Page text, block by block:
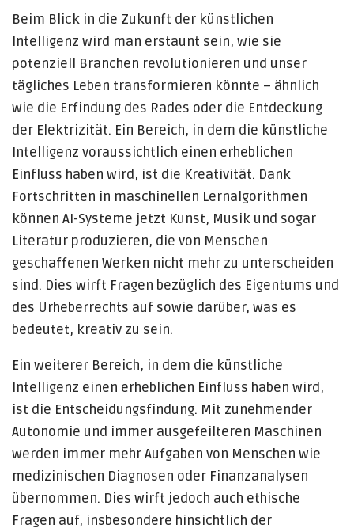
Beim Blick in die Zukunft der künstlichen
Intelligenz wird man erstaunt sein, wie sie
potenziell Branchen revolutionieren und unser
tägliches Leben transformieren könnte – ähnlich
wie die Erfindung des Rades oder die Entdeckung
der Elektrizität. Ein Bereich, in dem die künstliche
Intelligenz voraussichtlich einen erheblichen
Einfluss haben wird, ist die Kreativität. Dank
Fortschritten in maschinellen Lernalgorithmen
können AI-Systeme jetzt Kunst, Musik und sogar
Literatur produzieren, die von Menschen
geschaffenen Werken nicht mehr zu unterscheiden
sind. Dies wirft Fragen bezüglich des Eigentums und
des Urheberrechts auf sowie darüber, was es
bedeutet, kreativ zu sein.
Ein weiterer Bereich, in dem die künstliche
Intelligenz einen erheblichen Einfluss haben wird,
ist die Entscheidungsfindung. Mit zunehmender
Autonomie und immer ausgefeilteren Maschinen
werden immer mehr Aufgaben von Menschen wie
medizinischen Diagnosen oder Finanzanalysen
übernommen. Dies wirft jedoch auch ethische
Fragen auf, insbesondere hinsichtlich der